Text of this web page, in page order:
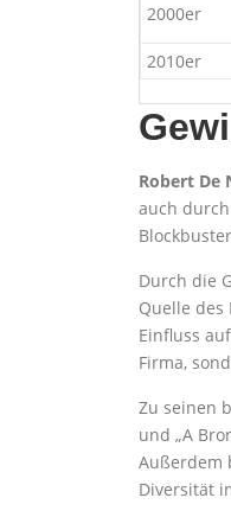
2000er
2010er
Robert De
auch
Durch die
Quelle des
Einfluss
Firma,
Zu seinen
und „A
Außerdem
Diversität